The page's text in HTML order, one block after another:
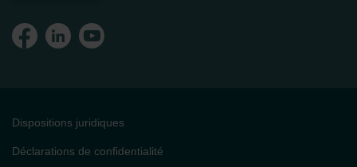
Dispositions juridiques
Déclarations de confidentialité